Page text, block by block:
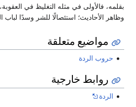
بقلمه، فالأولى في مثله التغليظ في
وظاهر الأحاديث؛ استئصالًا للشر وسدًا لباب
مواضيع متعلقة
حروب الردة
روابط خارجية
الردة